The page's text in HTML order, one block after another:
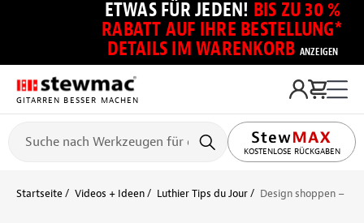
ETWAS FÜR JEDEN! BIS ZU 30 %
RABATT AUF IHRE BESTELLUNG*
DETAILS IM WARENKORB ANZEIGEN
GITARREN BESSER MACHEN
KOSTENLOSE RÜCKGABEN
Startseite Videos + Ideen Luthier Tips du Jour Design shoppen –